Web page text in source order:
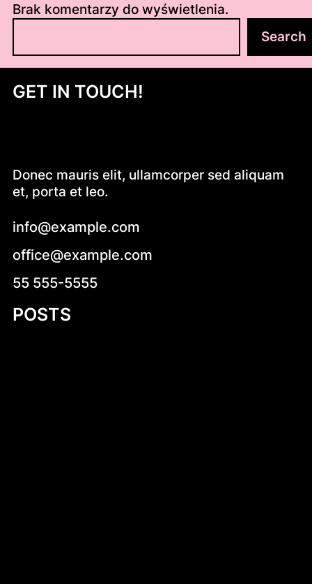
Brak komentarzy do wyświetlenia.
u
a
Search
GET IN TOUCH!
Donec mauris elit, ullamcorper sed aliquam
et, porta et leo.
info@example.com
office@example.com
55 555-5555
POSTS